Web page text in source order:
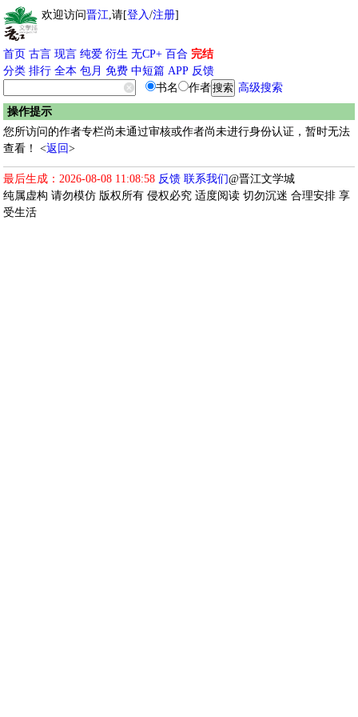
欢迎访问晋江,请[登入/注册]
首页 古言 现言 纯爱 衍生 无CP+ 百合 完结
分类 排行 全本 包月 免费 中短篇 APP 反馈
书名
作者
高级搜索
操作提示
您所访问的作者专栏尚未通过审核或作者尚未进行身份认证，暂时无法
查看！ <返回>
最后生成：2026-08-08 11:08:58 反馈 联系我们@晋江文学城
纯属虚构 请勿模仿 版权所有 侵权必究 适度阅读 切勿沉迷 合理安排 享
受生活